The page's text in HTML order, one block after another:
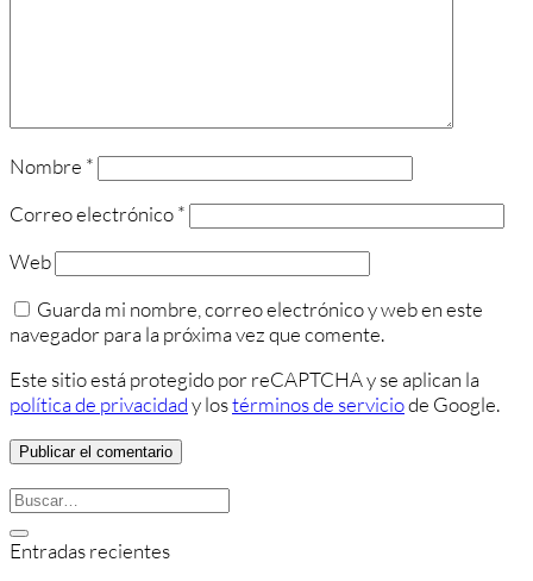
Nombre *
Correo electrónico*
Web
Guarda mi nombre, correo electrónico y web en este
navegador para la próxima vez que comente.
Este sitio está protegido por reCAPTCHA y se aplican la
política de privacidady lostérminos de serviciode Google.
Entradas recientes